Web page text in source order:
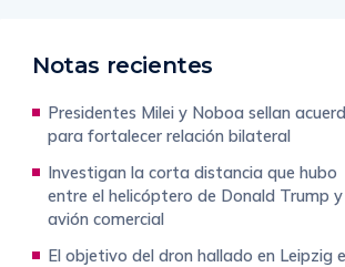
Notas recientes
Presidentes Milei y Noboa sellan
para fortalecer relación bilateral
Investigan la corta distancia que hubo
entre el helicóptero de Donald Trump
avión comercial
El objetivo del dron hallado en Leipzig